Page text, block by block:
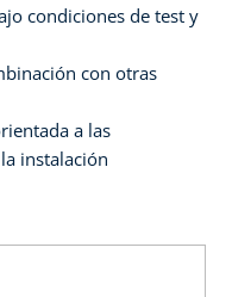
condiciones de test y
con otras
a las
instalación